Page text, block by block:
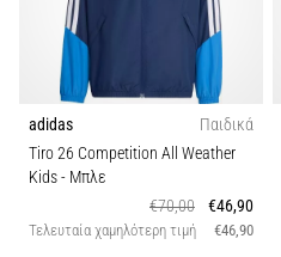
adidas
Παιδικά
Tiro 26 Competition All Weather
Kids- Μπλε
€70,00
€46,90
Τελευταία χαμηλότερη τιμή €46,90